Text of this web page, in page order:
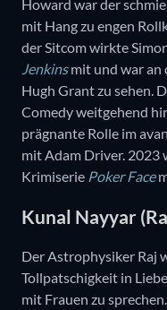
Howard war der
mit Hang zu engen
der Sitcom wirkte
Jenkinsmit und war an
Hugh Grant zu sehen.
Comedy weitgehend
prägnante Rolle im
mit Adam Driver. 2023
Krimiserie Poker Face
Kunal Nayyar
Der Astrophysiker Raj
Tollpatschigkeit in
mit Frauen zu